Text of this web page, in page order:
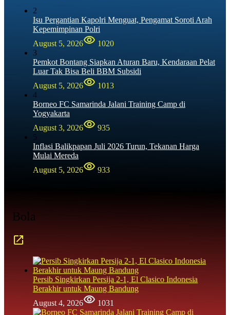
2
Isu Pergantian Kapolri Menguat, Pengamat Soroti Arah
Kepemimpinan Polri
August 5, 2026
1020
3
Pemkot Bontang Siapkan Aturan Baru, Kendaraan Pelat
Luar Tak Bisa Beli BBM Subsidi
August 5, 2026
1013
4
Borneo FC Samarinda Jalani Training Camp di
Yogyakarta
August 3, 2026
935
5
Inflasi Balikpapan Juli 2026 Turun, Tekanan Harga
Mulai Mereda
August 5, 2026
933
Bola
Persib Singkirkan Persija 2-1, El Clasico Indonesia
Berakhir untuk Maung Bandung
August 4, 2026
1031